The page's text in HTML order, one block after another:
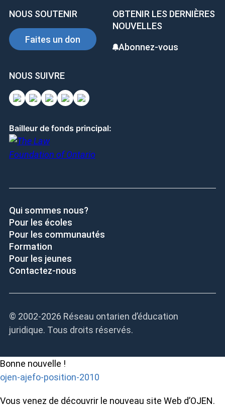
Ir
s
NOUS SOUTENIR
Faites un don
OBTENIR LES DERNIÈRES
NOUVELLES
Abonnez-vous
NOUS SUIVRE
Bailleur de fonds principal:
Qui sommes nous?
Pour les écoles
Pour les communautés
Formation
Pour les jeunes
Contactez-nous
© 2002-2026 Réseau ontarien d’éducation
juridique. Tous droits réservés.
Bonne nouvelle !
ojen-ajefo-position-2010
Vous venez de découvrir le nouveau site Web d’OJEN.